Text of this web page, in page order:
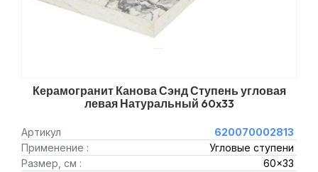
Керамогранит Канова Сэнд Ступень угловая
левая Натуральный 60x33
Артикул
620070002813
Применение :
Угловые ступени
Размер, см :
60x33